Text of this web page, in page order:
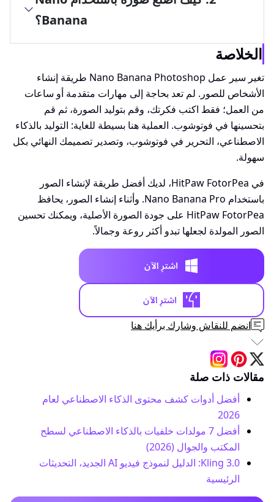
Banana؟
الخلاصة
تغير سير عمل Nano Banana Photoshop طريقة إنشاء
الأشخاص للصور. لم تعد بحاجة إلى مهارات متقدمة أو ساعات
من العمل؛ فقط اكتب فكرتك، وقم بتوليد الصورة، ثم قم
بتحسينها في فوتوشوب. العملية هنا بسيطة للغاية: التوليد بالذكاء
الاصطناعي، التحرير في فوتوشوب، وتصدير تصميمك النهائي بكل
سهولة.
في HitPaw FotorPea، لديك أفضل طريقة لإنشاء الصور
باستخدام Nano Banana Pro. وأثناء إنشاء الصور، يحافظ
HitPaw FotorPea على جودة الصورة الأصلية، ويمكنك تحسين
الصور المولدة لجعلها تبدو أكثر روعة وجمالاً.
انضم للنقاش وشارك برأيك هنا
مقالات ذات صلة
أفضل أدوات كشف محتوى الذكاء الاصطناعي لعام
2026
أفضل 7 مولدات خلفيات بالذكاء الاصطناعي لسطح
المكتب والجوال (2026)
Kling 3.0: الدليل لنموذج فيديو AI الجديد، التحديثات
الرئيسية